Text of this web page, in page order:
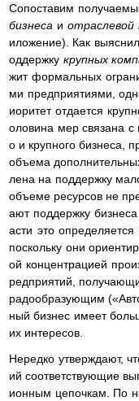
Сопоставим
бизнеса и отраслевой
иложение). Как
оддержку крупных
жит формальных
ми предприятиями,
иоритет отдается
оловина мер связана с
о и крупного бизнеса,
объема
лена на поддержку
объеме ресурсов не
ают поддержку
асти это
поскольку они
ой концентрацией
редприятий,
радообразующим
ный бизнес имеет
их интересов.
Нередко утверждают,
ий соответствующие
ионным цепочкам. По